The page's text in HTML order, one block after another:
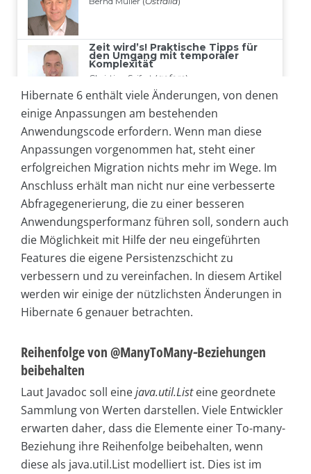
Hibernate 6 enthält viele Änderungen, von denen
einige Anpassungen am bestehenden
Anwendungscode erfordern. Wenn man diese
Anpassungen vorgenommen hat, steht einer
erfolgreichen Migration nichts mehr im Wege. Im
Anschluss erhält man nicht nur eine verbesserte
Abfragegenerierung, die zu einer besseren
Anwendungsperformanz führen soll, sondern auch
die Möglichkeit mit Hilfe der neu eingeführten
Features die eigene Persistenzschicht zu
verbessern und zu vereinfachen. In diesem Artikel
werden wir einige der nützlichsten Änderungen in
Hibernate 6 genauer betrachten.
Reihenfolge von @ManyToMany-Beziehungen
beibehalten
Laut Javadoc soll einejava.util.Listeine geordnete
Sammlung von Werten darstellen. Viele Entwickler
erwarten daher, dass die Elemente einer To-many-
Beziehung ihre Reihenfolge beibehalten, wenn
diese als java.util.List modelliert ist. Dies ist im